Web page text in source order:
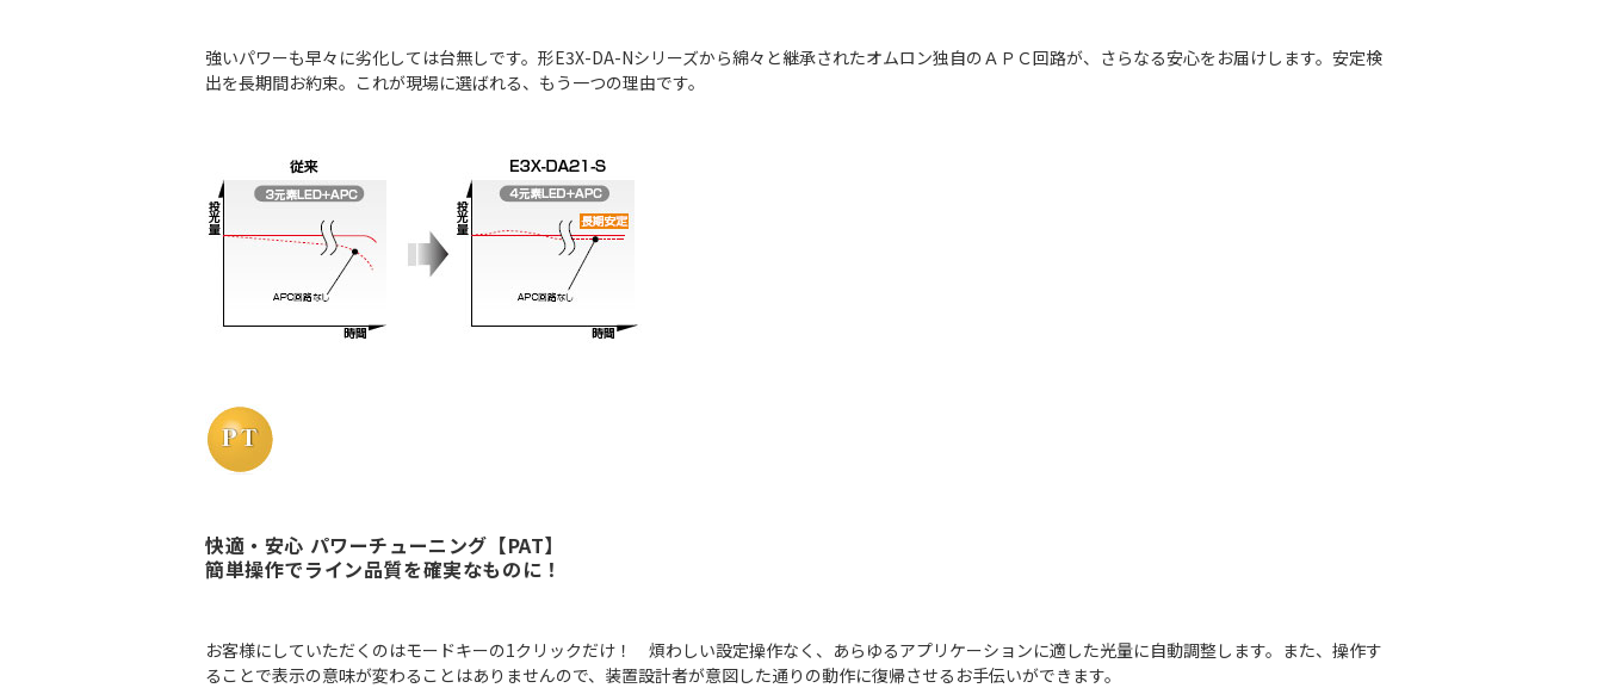
強いパワーも早々に劣化しては台無しです。形E3X-DA-Nシリーズから綿々と継承されたオムロン独自のＡＰＣ回路が、さらなる安心をお届けします。安定検
出を長期間お約束。これが現場に選ばれる、もう一つの理由です。
快適・安心 パワーチューニング【PAT】
簡単操作でライン品質を確実なものに！
お客様にしていただくのはモードキーの1クリックだけ！ 煩わしい設定操作なく、あらゆるアプリケーションに適した光量に自動調整します。また、操作す
ることで表示の意味が変わることはありませんので、装置設計者が意図した通りの動作に復帰させるお手伝いができます。